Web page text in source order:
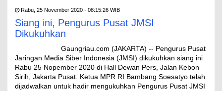
Rabu, 25 November 2020 - 08:15:26 WIB
Siang ini, Pengurus Pusat JMSI
Dikukuhkan
Gaungriau.com (JAKARTA) -- Pengurus Pusat
Jaringan Media Siber Indonesia (JMSI) dikukuhkan siang ini
Rabu 25 Nopember 2020 di Hall Dewan Pers, Jalan Kebon
Sirih, Jakarta Pusat. Ketua MPR RI Bambang Soesatyo telah
dijadwalkan untuk hadir mengukuhkan Pengurus Pusat JMSI